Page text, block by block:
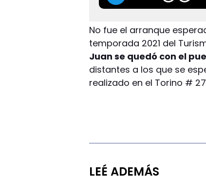
No fue el arranque
temporada 2021 del
Juan se quedó con el
distantes a los que se
realizado en el Torino #
LEÉ ADEMÁS